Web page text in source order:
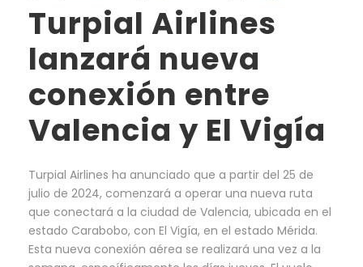
Turpial Airlines
lanzará nueva
conexión entre
Valencia y El Vigía
Turpial Airlines ha anunciado que a partir del 25 de
julio de 2024, comenzará a operar una nueva ruta
que conectará a la ciudad de Valencia, ubicada en el
estado Carabobo, con El Vigía, en el estado Mérida.
Esta nueva conexión aérea se realizará una vez a la